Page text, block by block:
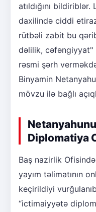
atıldığını
daxilində ciddi
rütbəli zabit bu
dəlilik, cəfəngiyyat"
rəsmi şərh
Binyamin
mövzu ilə bağlı
Diplomatiya
Baş nazirlik
yayım təlimatının
keçirildiyi
“ictimaiyyətə